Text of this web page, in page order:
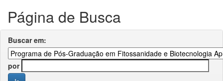
Página de Busca
Buscar em:
por